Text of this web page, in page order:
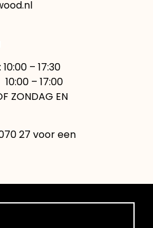
– 17:30
– 17:00
ZONDAG EN
27 voor een